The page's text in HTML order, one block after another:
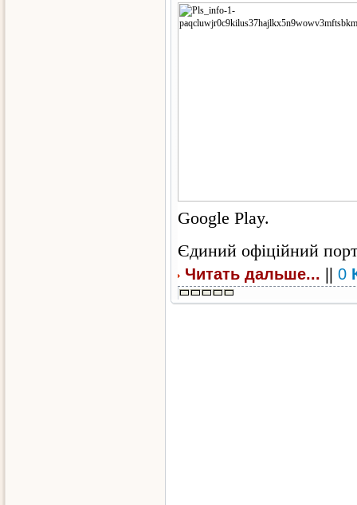
Google Play.
Єдиний офіційний
Читать дальше... || 0